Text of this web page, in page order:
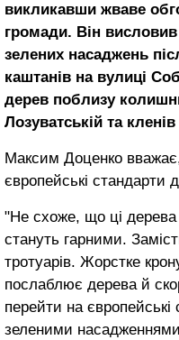
викликавши жваве
громади. Він
зелених насаджень
каштанів на вулиці
дерев поблизу
Лозуватській та
Максим Доценко
європейські стандарти
"Не схоже, що ці дерева
стануть гарними.
тротуарів. Жорстке
послаблює дерева й
перейти на
зеленими